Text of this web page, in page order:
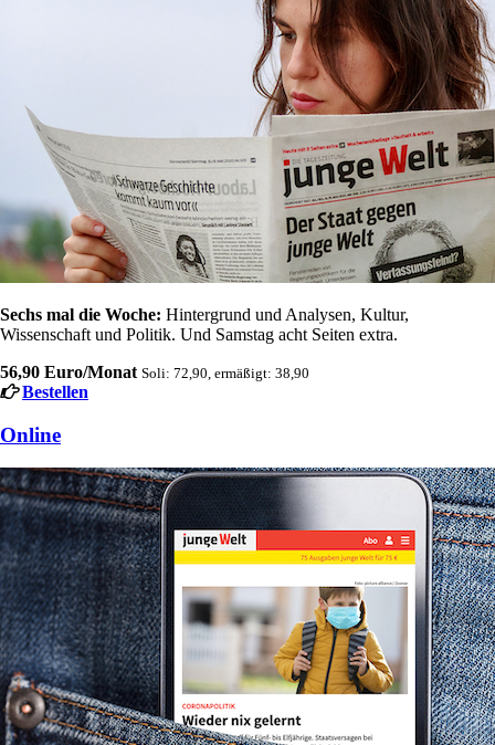
Sechs mal die Woche: Hintergrund und Analysen, Kultur,
Wissenschaft und Politik. Und Samstag acht Seiten extra.
56,90 Euro/Monat Soli: 72,90, ermäßigt: 38,90
Bestellen
Online